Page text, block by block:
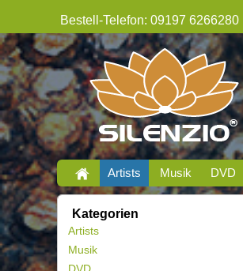
Bestell-Telefon: 09197 6266280 |
Artists Musik DVD
Kategorien
Artists
Musik